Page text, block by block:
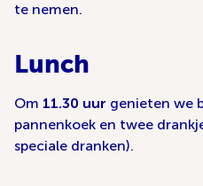
te nemen.
Lunch
Om 11.30 uur genieten we
pannenkoek en twee
speciale dranken).